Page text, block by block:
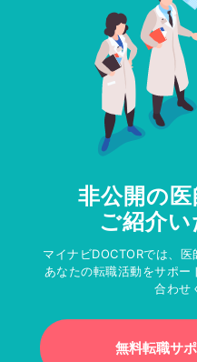
非公開の
ご紹介い
マイナビDOCTORでは、
あなたの転職活動をサポー
合わせ
無料転職サ